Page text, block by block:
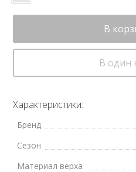
В
В один
Характеристики:
Бренд
Сезон
Материал верха